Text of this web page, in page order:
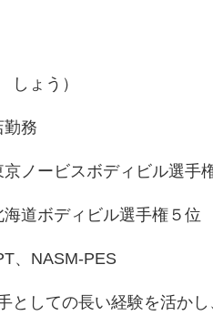
ょう）
勤務
ノービスボディビル選手
ボディビル選手権５位
、NASM‐PES
としての長い経験を活か